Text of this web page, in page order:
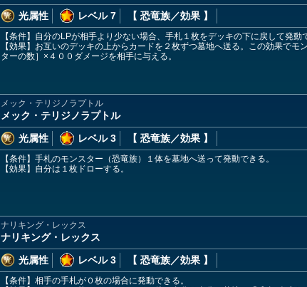
光属性
レベル 7 【 恐竜族／効果 】
【条件】自分のLPが相手より少ない場合、手札１枚をデッキの下に戻して発動
【効果】お互いのデッキの上からカードを２枚ずつ墓地へ送る。この効果で
ターの数］×４００ダメージを相手に与える。
メック・テリジノラプトル
メック・テリジノラプトル
光属性
レベル 3 【 恐竜族／効果 】
【条件】手札のモンスター（恐竜族）１体を墓地へ送って発動できる。
【効果】自分は１枚ドローする。
ナリキング・レックス
ナリキング・レックス
光属性
レベル 3 【 恐竜族／効果 】
【条件】相手の手札が０枚の場合に発動できる。